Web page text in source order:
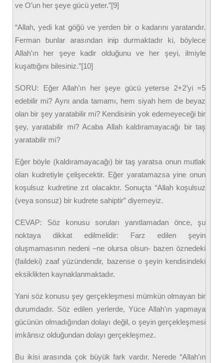
ve O’un her şeye gücü yeter.”[9]
“Allah, yedi kat göğü ve yerden bir o kadarını yaratandır.
Ferman bunlar arasından inip durmaktadır ki, böylece
Allah’ın her şeye kadir olduğunu ve her şeyi, ilmiyle
kuşattığını bilesiniz.”[10]
SORU: Eğer Allah’ın her şeye gücü yeterse 2+2’yi =5
edebilir mi? Aynı anda tamamı, hem siyah hem de beyaz
olan bir şey yaratabilir mi? Kendisinin yok edemeyeceği bir
şey, yaratabilir mi? Acaba Allah kaldıramayacağı bir taş
yaratabilir mi?
Eğer böyle (kaldıramayacağı) bir taş yaratsa onun mutlak
olan kudretiyle çelişecektir. Eğer yaratamazsa yine onun
koşulsuz kudretine zıt olacaktır. Sonuçta “Allah koşulsuz
(veya sonsuz) bir kudrete sahiptir” diyemeyiz.
CEVAP: Söz konusu soruları yanıtlamadan önce, şu
noktaya dikkat edilmelidir: Farz edilen şeyin
oluşmamasının nedeni –ne olursa olsun- bazen öznedeki
(faildeki) zaaf yüzündendir, bazense o şeyin kendisindeki
eksiklikten kaynaklanmaktadır.
Yani söz konusu şey gerçekleşmesi mümkün olmayan bir
durumdadır. Söz edilen yerlerde, Yüce Allah’ın yapmaya
gücünün olmadığından dolayı değil, o şeyin gerçekleşmesi
imkânsız olduğundan dolayı gerçekleşmez.
Bu ikisi arasında çok büyük fark vardır. Nerede “Allah’ın